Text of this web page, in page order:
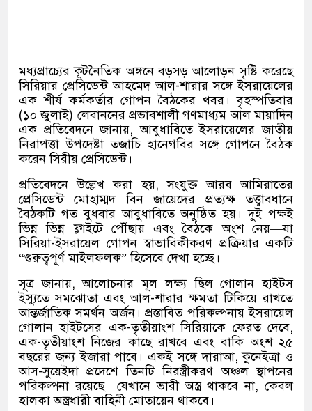
মধ্যপ্রাচ্যের কূটনৈতিক অঙ্গনে বড়সড় আলোড়ন সৃষ্টি করেছে
সিরিয়ার প্রেসিডেন্ট আহমেদ আল-শারার সঙ্গে ইসরায়েলের
এক শীর্ষ কর্মকর্তার গোপন বৈঠকের খবর। বৃহস্পতিবার
(১০ জুলাই) লেবাননের প্রভাবশালী গণমাধ্যম আল মায়াদিন
এক প্রতিবেদনে জানায়, আবুধাবিতে ইসরায়েলের জাতীয়
নিরাপত্তা উপদেষ্টা তজাচি হানেগবির সঙ্গে গোপনে বৈঠক
করেন সিরীয় প্রেসিডেন্ট।
প্রতিবেদনে উল্লেখ করা হয়, সংযুক্ত আরব আমিরাতের
প্রেসিডেন্ট মোহাম্মদ বিন জায়েদের প্রত্যক্ষ তত্ত্বাবধানে
বৈঠকটি গত বুধবার আবুধাবিতে অনুষ্ঠিত হয়। দুই পক্ষই
ভিন্ন ভিন্ন ফ্লাইটে পৌঁছায় এবং বৈঠকে অংশ নেয়—যা
সিরিয়া-ইসরায়েল গোপন স্বাভাবিকীকরণ প্রক্রিয়ার একটি
“গুরুত্বপূর্ণ মাইলফলক” হিসেবে দেখা হচ্ছে।
সূত্র জানায়, আলোচনার মূল লক্ষ্য ছিল গোলান হাইটস
ইস্যুতে সমঝোতা এবং আল-শারার ক্ষমতা টিকিয়ে রাখতে
আন্তর্জাতিক সমর্থন অর্জন। প্রস্তাবিত পরিকল্পনায় ইসরায়েল
গোলান হাইটসের এক-তৃতীয়াংশ সিরিয়াকে ফেরত দেবে,
এক-তৃতীয়াংশ নিজের কাছে রাখবে এবং বাকি অংশ ২৫
বছরের জন্য ইজারা পাবে। একই সঙ্গে দারাআ, কুনেইত্রা ও
আস-সুয়েইদা প্রদেশে তিনটি নিরস্ত্রীকরণ অঞ্চল স্থাপনের
পরিকল্পনা রয়েছে—যেখানে ভারী অস্ত্র থাকবে না, কেবল
হালকা অস্ত্রধারী বাহিনী মোতায়েন থাকবে।